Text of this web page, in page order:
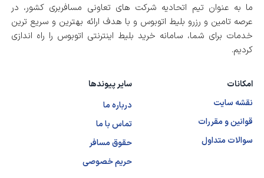
ما به عنوان تیم اتحادیه شرکت های تعاونی مسافربری کشور، در
عرصه تامین و رزرو بلیط اتوبوس و با هدف ارائه بهترین و سریع ترین
خدمات برای شما، سامانه خرید بلیط اینترنتی اتوبوس را راه اندازی
کردیم.
امکانات
نقشه سایت
قوانین و مقررات
سوالات متداول
سایر پیوندها
درباره ما
تماس با ما
حقوق مسافر
حریم خصوصی